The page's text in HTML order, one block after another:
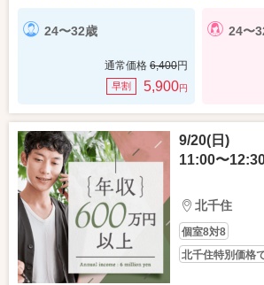
24〜32歳
通常価格 6,400円
早割 5,900円
24〜
9/20(日)
11:00〜
北千住
個室8対8
北千住特別価格